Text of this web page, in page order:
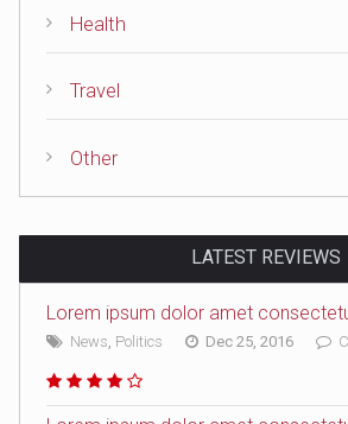
Health
Travel
Other
LATEST REVIEWS
Lorem ipsum dolor amet
News Politics Dec 25, 2016